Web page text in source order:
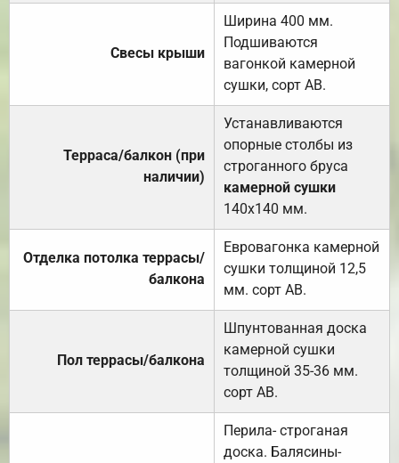
Свесы крыши
Ширина 400 мм.
Подшиваются
вагонкой камерной
сушки, сорт АВ.
Терраса/балкон (при
наличии)
Устанавливаются
опорные столбы из
строганного бруса
камерной сушки
140х140 мм.
Отделка потолка террасы/
балкона
Евровагонка камерной
сушки толщиной 12,5
мм. сорт АВ.
Пол террасы/балкона
Шпунтованная доска
камерной сушки
толщиной 35-36 мм.
сорт АВ.
Перила- строганая
доска. Балясины-